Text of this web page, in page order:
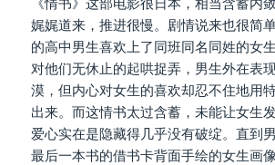
《情书》这部电影很日本，相当含蓄内
娓娓道来，推进很慢。剧情说来也很简
的高中男生喜欢上了同班同名同姓的女
对他们无休止的起哄捉弄，男生外在表
漠，但内心对女生的喜欢却忍不住地用
出来。而这情书太过含蓄，未能让女生
爱心实在是隐藏得几乎没有破绽。直到
最后一本书的借书卡背面手绘的女生画